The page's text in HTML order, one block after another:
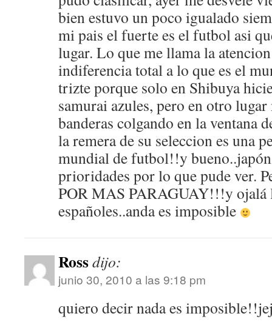
bien estuvo un poco igualado
mi pais el fuerte es el futbol asi
lugar. Lo que me llama la
indiferencia total a lo que es el
trizte porque solo en Shibuya
samurai azules, pero en otro
banderas colgando en la ventana
la remera de su seleccion es una
mundial de futbol!!y
prioridades por lo que pude ver.
POR MAS PARAGUAY!!!y ojalá
españoles..anda es imposible
Rossdijo:
junio 30, 2010 a las 9:18 pm
quiero decir nada es